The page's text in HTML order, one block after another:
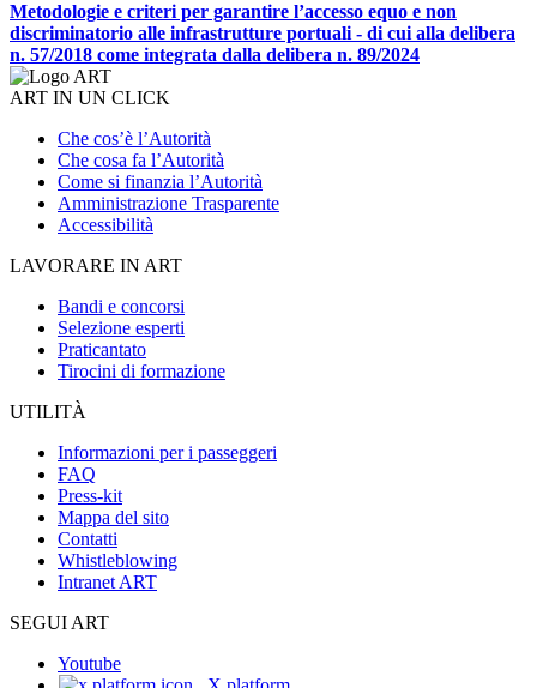
Metodologie e criteri per garantire l’accesso equo e non
discriminatorio alle infrastrutture portuali - di cui alla delibera
n. 57/2018 come integrata dalla delibera n. 89/2024
ART IN UN CLICK
Che cos’è l’Autorità
Che cosa fa l’Autorità
Come si finanzia l’Autorità
Amministrazione Trasparente
Accessibilità
LAVORARE IN ART
Bandi e concorsi
Selezione esperti
Praticantato
Tirocini di formazione
UTILITÀ
Informazioni per i passeggeri
FAQ
Press-kit
Mappa del sito
Contatti
Whistleblowing
Intranet ART
SEGUI ART
Youtube